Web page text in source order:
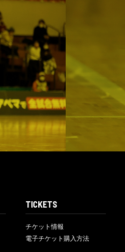
TICKETS
チケット情報
電子チケット購入方法